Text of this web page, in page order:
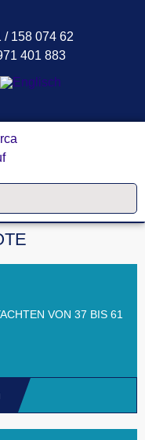
/ 158 074 62
401 883
VON 37 BIS 61